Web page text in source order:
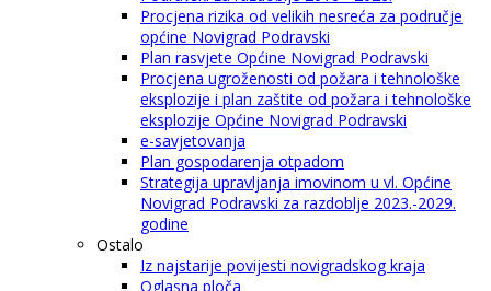
Procjena rizika od velikih nesreća za područje
općine Novigrad Podravski
Plan rasvjete Općine Novigrad Podravski
Procjena ugroženosti od požara i tehnološke
eksplozije i plan zaštite od požara i tehnološke
eksplozije Općine Novigrad Podravski
e-savjetovanja
Plan gospodarenja otpadom
Strategija upravljanja imovinom u vl. Općine
Novigrad Podravski za razdoblje 2023.-2029.
godine
Ostalo
Iz najstarije povijesti novigradskog kraja
Oglasna ploča